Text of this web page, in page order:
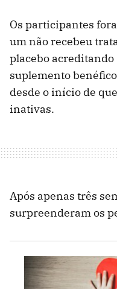
Os participantes
um não recebeu
placebo
suplemento
desde o início de
inativas.
Após apenas três
surpreenderam os